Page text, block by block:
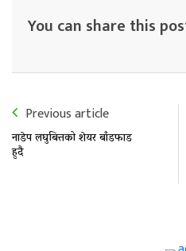
You can share this
Previous article
नाडेप लघुबित्तको शेयर बाँडफाड
हुदै